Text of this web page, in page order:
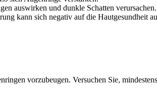
auswirken und dunkle Schatten verursachen.
kann sich negativ auf die Hautgesundheit
vorzubeugen. Versuchen Sie,